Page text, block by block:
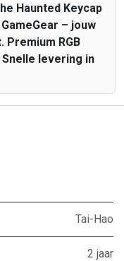
Haunted Keycap
– jouw
Premium RGB
levering in
Tai-Hao
2 jaar